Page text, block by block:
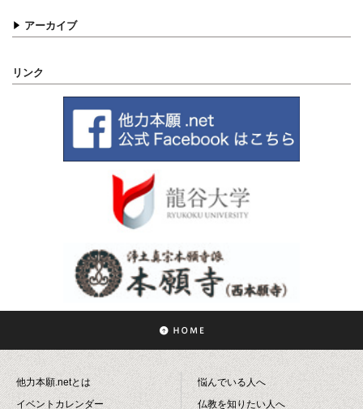
アーカイブ
リンク
他力本願.netとは
イベントカレンダー
悩んでいる人へ
仏教を知りたい人へ